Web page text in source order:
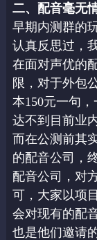
二、配音毫无
早期内测群的
认真反思过，
在面对声优的
限，对于外包
本150元一句，
达不到目前业
而在公测前其
的配音公司，
配音公司，对
可，大家以项
会对现有的配
也是他们邀请